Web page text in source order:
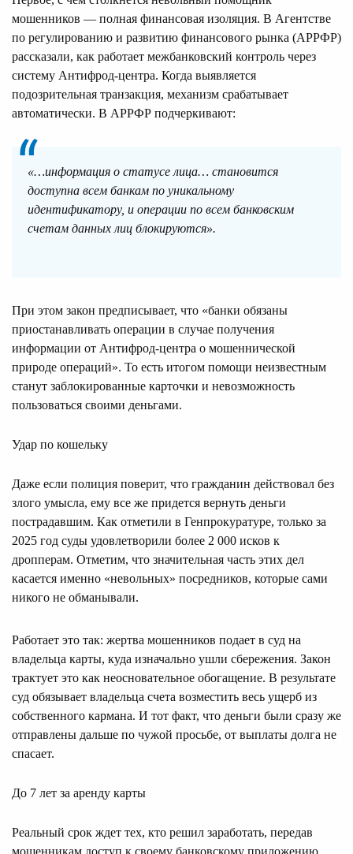
мошенников — полная финансовая изоляция. В Агентстве
по регулированию и развитию финансового рынка (АРРФР)
рассказали, как работает межбанковский контроль через
систему Антифрод-центра. Когда выявляется
подозрительная транзакция, механизм срабатывает
автоматически. В АРРФР подчеркивают:
«…информация о статусе лица… становится
доступна всем банкам по уникальному
идентификатору, и операции по всем банковским
счетам данных лиц блокируются».
При этом закон предписывает, что «банки обязаны
приостанавливать операции в случае получения
информации от Антифрод-центра о мошеннической
природе операций». То есть итогом помощи неизвестным
станут заблокированные карточки и невозможность
пользоваться своими деньгами.
Удар по кошельку
Даже если полиция поверит, что гражданин действовал без
злого умысла, ему все же придется вернуть деньги
пострадавшим. Как отметили в Генпрокуратуре, только за
2025 год суды удовлетворили более 2 000 исков к
дропперам. Отметим, что значительная часть этих дел
касается именно «невольных» посредников, которые сами
никого не обманывали.
Работает это так: жертва мошенников подает в суд на
владельца карты, куда изначально ушли сбережения. Закон
трактует это как неосновательное обогащение. В результате
суд обязывает владельца счета возместить весь ущерб из
собственного кармана. И тот факт, что деньги были сразу же
отправлены дальше по чужой просьбе, от выплаты долга не
спасает.
До 7 лет за аренду карты
Реальный срок ждет тех, кто решил заработать, передав
мошенникам доступ к своему банковскому приложению